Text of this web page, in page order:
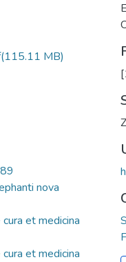
(115.11 MB)
nova
et medicina
et medicina